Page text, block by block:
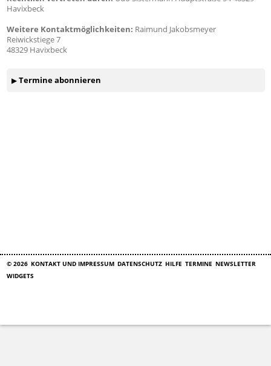
Havixbeck
Weitere Kontaktmöglichkeiten: Raimund Jakobsmeyer
Reiwickstiege 7
48329 Havixbeck
Termine abonnieren
© 2026 KONTAKT UND IMPRESSUM DATENSCHUTZ HILFE TERMINE NEWSLETTER
WIDGETS